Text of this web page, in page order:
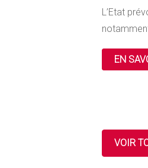
L’Etat
EN
VOIR